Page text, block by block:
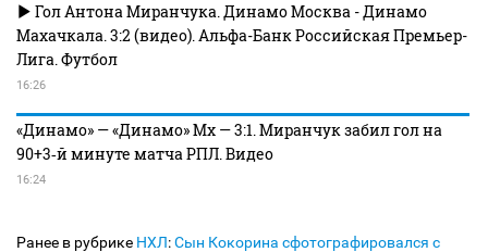
Гол Антона Миранчука. Динамо Москва - Динамо
Махачкала. 3:2 (видео). Альфа-Банк Российская Премьер-
Лига. Футбол
16:26
«Динамо» — «Динамо» Мх — 3:1. Миранчук забил гол на
90+3‑й минуте матча РПЛ. Видео
16:24
Ранее в рубрике НХЛ:Сын Кокорина сфотографировался с